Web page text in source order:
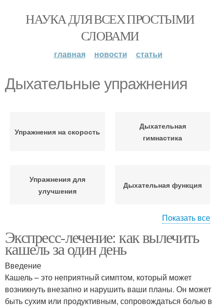
НАУКА ДЛЯ ВСЕХ ПРОСТЫМИ
СЛОВАМИ
главная новости статьи
Дыхательные упражнения
Упражнения на скорость
Дыхательная
гимнастика
Упражнения для
улучшения
Дыхательная функция
Физические упражнения
воспалении
Упражнения при
пневмонии
Упражнения для
быстрого
выздоровления
Показать все
Экспресс-лечение: как вылечить
кашель за один день
Введение
Кашель – это неприятный симптом, который может
возникнуть внезапно и нарушить ваши планы. Он может
быть сухим или продуктивным, сопровождаться болью в